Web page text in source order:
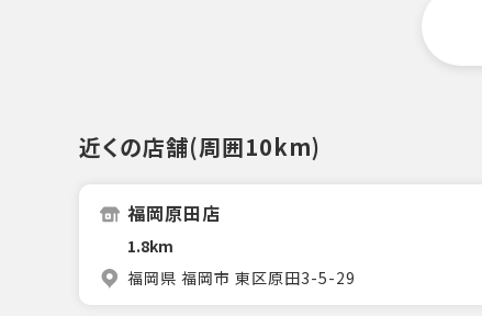
近くの店舗(周囲10km)
福岡原田店
1.8km
福岡県 福岡市 東区原田3-5-29